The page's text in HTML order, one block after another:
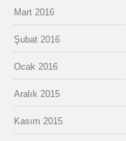
Mart 2016
Şubat 2016
Ocak 2016
Aralık 2015
Kasım 2015